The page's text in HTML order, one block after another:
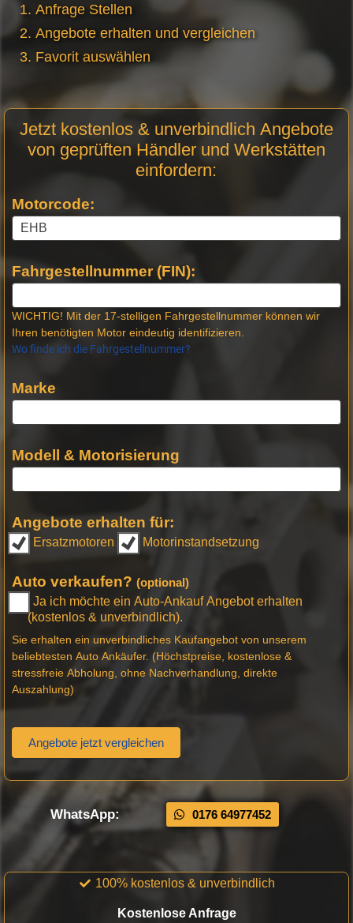
Anfrage Stellen
Angebote erhalten und vergleichen
Favorit auswählen
Anfrage
Stellen
Jetzt kostenlos & unverbindlich Angebote
von geprüften Händler und Werkstätten
einfordern:
Motorcode:
Fahrgestellnummer (FIN):
WICHTIG! Mit der 17-stelligen Fahrgestellnummer können wir
Ihren benötigten Motor eindeutig identifizieren.
Wo finde ich die Fahrgestellnummer?
Marke
Modell & Motorisierung
Angebote erhalten für:
Ersatzmotoren Motorinstandsetzung
Auto verkaufen? (optional)
Ja ich möchte ein Auto-Ankauf Angebot erhalten
(kostenlos & unverbindlich).
Sie erhalten ein unverbindliches Kaufangebot von unserem
beliebtesten Auto Ankäufer. (Höchstpreise, kostenlose &
stressfreie Abholung, ohne Nachverhandlung, direkte
Auszahlung)
Angebote jetzt vergleichen
WhatsApp: 0176 64977452
100% kostenlos & unverbindlich
Kostenlose Anfrage